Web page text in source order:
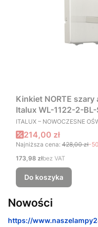
Kinkiet NORTE
Italux WL-1122-2-BL-
PRODUCENT
ITALUX – NOWOCZESNE
Cena promocyjna
214,00 zł
Najniższa cena: 428,00 zł-
Cena
173,98 złbez VAT
Do koszyka
Nowości
https://